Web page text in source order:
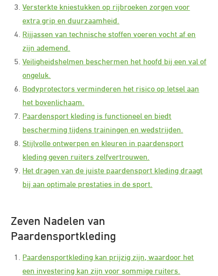
Versterkte kniestukken op rijbroeken zorgen voor
extra grip en duurzaamheid.
Rijjassen van technische stoffen voeren vocht af en
zijn ademend.
Veiligheidshelmen beschermen het hoofd bij een val of
ongeluk.
Bodyprotectors verminderen het risico op letsel aan
het bovenlichaam.
Paardensport kleding is functioneel en biedt
bescherming tijdens trainingen en wedstrijden.
Stijlvolle ontwerpen en kleuren in paardensport
kleding geven ruiters zelfvertrouwen.
Het dragen van de juiste paardensport kleding draagt
bij aan optimale prestaties in de sport.
Zeven Nadelen van
Paardensportkleding
Paardensportkleding kan prijzig zijn, waardoor het
een investering kan zijn voor sommige ruiters.